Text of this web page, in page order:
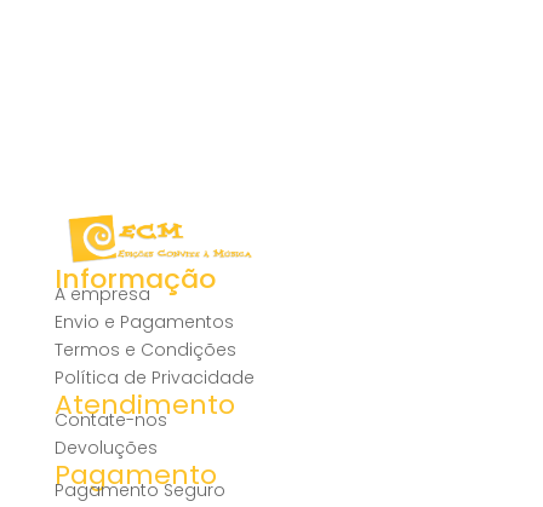
Informação
A empresa
Envio e Pagamentos
Termos e Condições
Política de Privacidade
Atendimento
Contate-nos
Devoluções
Pagamento
Pagamento Seguro